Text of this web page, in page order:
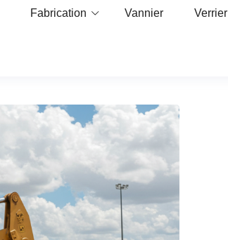
Fabrication Vannier Verrier